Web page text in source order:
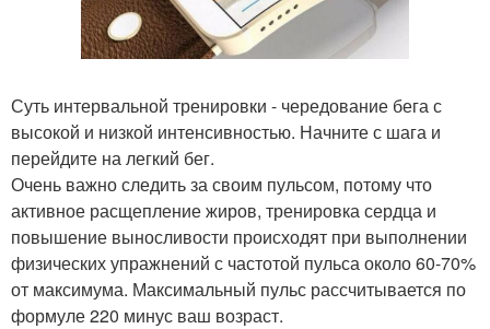
Суть интервальной тренировки - чередование бега с
высокой и низкой интенсивностью. Начните с шага и
перейдите на легкий бег.
Очень важно следить за своим пульсом, потому что
активное расщепление жиров, тренировка сердца и
повышение выносливости происходят при выполнении
физических упражнений с частотой пульса около 60-70%
от максимума. Максимальный пульс рассчитывается по
формуле 220 минус ваш возраст.